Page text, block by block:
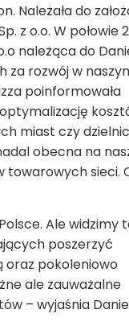
Należała do
z o.o. W połowie
należąca do
za rozwój w
poinformowała
miast czy
obecna na
towarowych sieci.
Ale widzimy
poszerzyć
oraz pokoleniowo
ale zauważalne
– wyjaśnia